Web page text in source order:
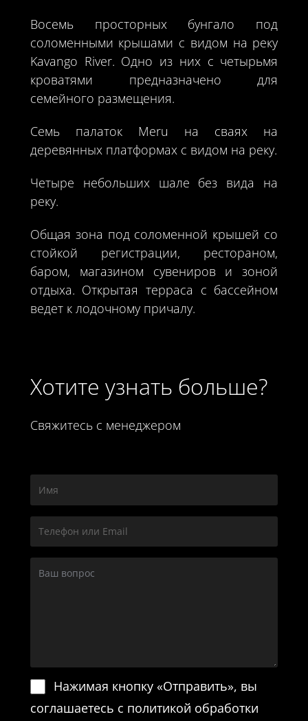
Восемь просторных бунгало под
соломенными крышами с видом на реку
Kavango River. Одно из них с четырьмя
кроватями предназначено для
семейного размещения.
Семь палаток Meru на сваях на
деревянных платформах с видом на реку.
Четыре небольших шале без вида на
реку.
Общая зона под соломенной крышей со
стойкой регистрации, рестораном,
баром, магазином сувениров и зоной
отдыха. Открытая терраса с бассейном
ведет к лодочному причалу.
Хотите узнать больше?
Свяжитесь с менеджером
Нажимая кнопку «Отправить», вы
соглашаетесь с политикой обработки